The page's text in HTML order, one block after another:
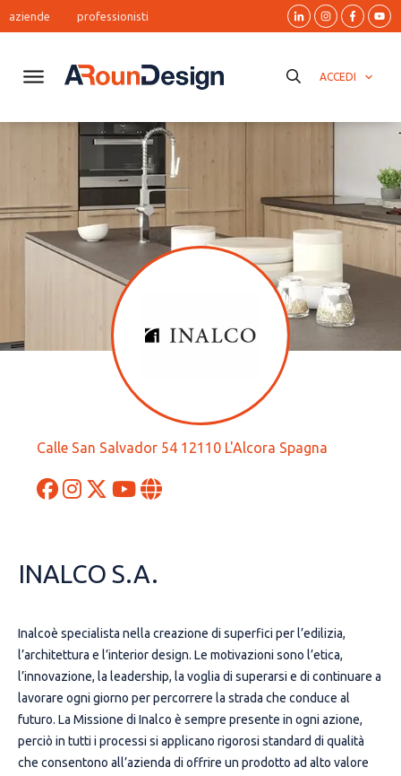
aziende professionisti
ACCEDI
Calle San Salvador 54 12110 L'Alcora Spagna
INALCO S.A.
Inalcoè specialista nella creazione di superfici per l’edilizia,
l’architettura e l’interior design. Le motivazioni sono l’etica,
l’innovazione, la leadership, la voglia di superarsi e di continuare a
lavorare ogni giorno per percorrere la strada che conduce al
futuro. La Missione di Inalco è sempre presente in ogni azione,
perciò in tutti i processi si applicano rigorosi standard di qualità
che consentono all’azienda di offrire un prodotto ad alto valore